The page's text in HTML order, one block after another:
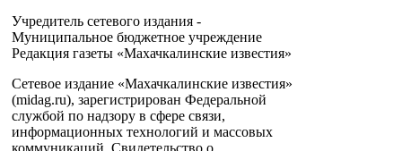
Учредитель сетевого издания -
Муниципальное бюджетное учреждение
Редакция газеты «Махачкалинские известия»
Сетевое издание «Махачкалинские известия»
(midag.ru), зарегистрирован Федеральной
службой по надзору в сфере связи,
информационных технологий и массовых